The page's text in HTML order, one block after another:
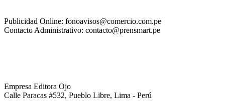
Publicidad Online: fonoavisos@comercio.com.pe
Contacto Administrativo: contacto@prensmart.pe
Empresa Editora Ojo
Calle Paracas #532, Pueblo Libre, Lima - Perú